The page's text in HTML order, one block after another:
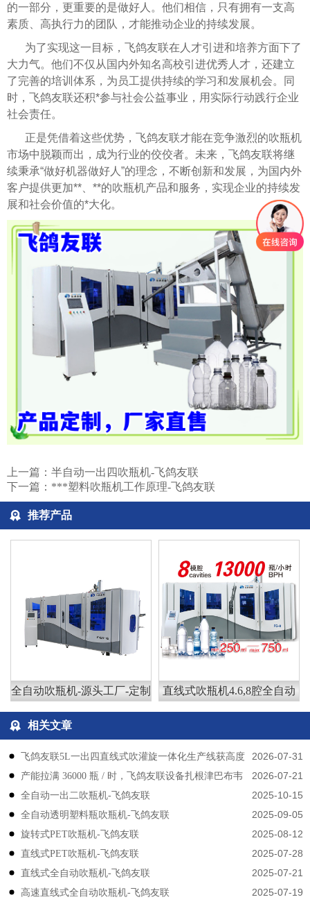
的一部分，更重要的是做好人。他们相信，只有拥有一支高
素质、高执行力的团队，才能推动企业的持续发展。
为了实现这一目标，飞鸽友联在人才引进和培养方面下了
大力气。他们不仅从国内外知名高校引进优秀人才，还建立
了完善的培训体系，为员工提供持续的学习和发展机会。同
时，飞鸽友联还积*参与社会公益事业，用实际行动践行企业
社会责任。
正是凭借着这些优势，飞鸽友联才能在竞争激烈的吹瓶机
市场中脱颖而出，成为行业的佼佼者。未来，飞鸽友联将继
续秉承“做好机器做好人”的理念，不断创新和发展，为国内外
客户提供更加**、**的吹瓶机产品和服务，实现企业的持续发
展和社会价值的*大化。
上一篇： 半自动一出四吹瓶机-飞鸽友联
下一篇： ***塑料吹瓶机工作原理-飞鸽友联
推荐产品
全自动吹瓶机-源头工厂-定制 直线式吹瓶机4.6,8腔全自动
相关文章
2026-07-31
飞鸽友联5L一出四直线式吹灌旋一体化生产线获高度
认可
2026-07-21
产能拉满 36000 瓶 / 时，飞鸽友联设备扎根津巴布韦
2025-10-15
​​全自动一出二吹瓶机-飞鸽友联
2025-09-05
全自动透明塑料瓶吹瓶机-飞鸽友联
2025-08-12
旋转式PET吹瓶机-飞鸽友联
2025-07-28
直线式PET吹瓶机-飞鸽友联
2025-07-21
直线式全自动吹瓶机-飞鸽友联
2025-07-19
高速直线式全自动吹瓶机-飞鸽友联